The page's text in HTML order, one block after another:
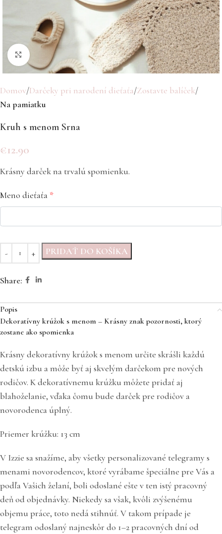
Click to enlarge
Domov Darčeky pri narodení dieťaťa Zostavte balíček
Na pamiatku
Kruh s menom Srna
€12.90
Krásny darček na trvalú spomienku.
Meno dieťaťa *
PRIDAŤ DO KOŠÍKA
Share:
Popis
Dekoratívny krúžok s menom – Krásny znak pozornosti, ktorý
zostane ako spomienka
Krásny dekoratívny krúžok s menom určite skrášli každú
detskú izbu a môže byť aj skvelým darčekom pre nových
rodičov. K dekoratívnemu krúžku môžete pridať aj
blahoželanie, vďaka čomu bude darček pre rodičov a
novorodenca úplný.
Priemer krúžku: 13 cm
V Izzie sa snažíme, aby všetky personalizované telegramy s
menami novorodencov, ktoré vyrábame špeciálne pre Vás a
podľa Vašich želaní, boli odoslané ešte v ten istý pracovný
deň od objednávky. Niekedy sa však, kvôli zvýšenému
objemu práce, toto nedá stihnúť. V takom prípade je
telegram odoslaný najneskôr do 1–2 pracovných dní od